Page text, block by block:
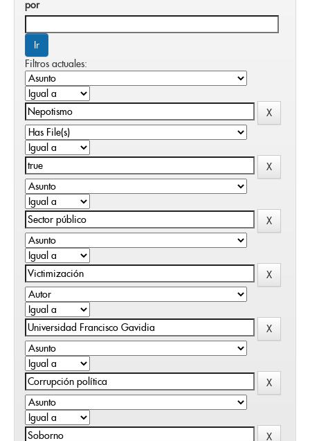
por
Filtros actuales: